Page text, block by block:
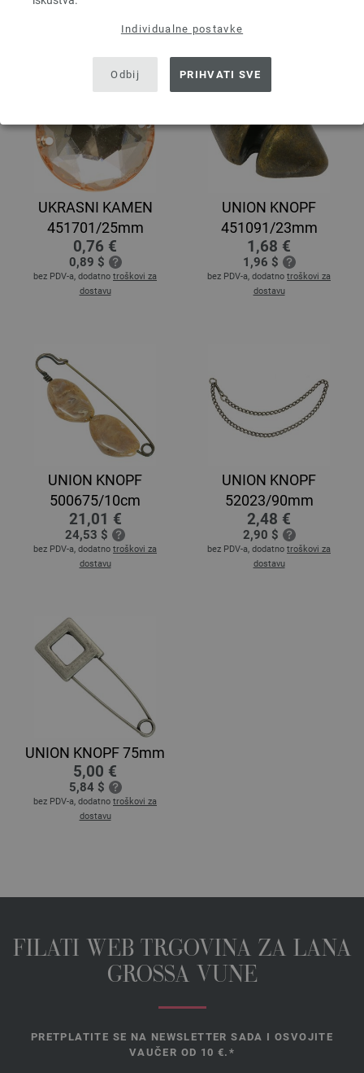
Individualne postavke
Odbij PRIHVATI SVE
bez PDV-a, dodatno
UKRASNI KAMEN
451701/25mm
0,76 €
0,89 $
bez PDV-a, dodatno troškovi za
dostavu
UNION KNOPF
451091/23mm
1,68 €
1,96 $
bez PDV-a, dodatno troškovi za
dostavu
UNION KNOPF
500675/10cm
21,01 €
24,53 $
bez PDV-a, dodatno troškovi za
dostavu
UNION KNOPF
52023/90mm
2,48 €
2,90 $
bez PDV-a, dodatno troškovi za
dostavu
UNION KNOPF 75mm
5,00 €
5,84 $
bez PDV-a, dodatno troškovi za
dostavu
FILATI WEB TRGOVINA ZA LANA
GROSSA VUNE
PRETPLATITE SE NA NEWSLETTER SADA I OSVOJITE
VAUČER OD 10 €.*